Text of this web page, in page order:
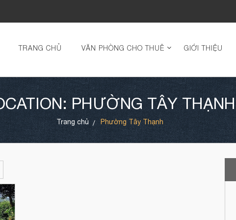
TRANG CHỦ VĂN PHÒNG CHO THUÊ GIỚI THIỆU
PHƯỜNG TÂY THẠNH
Trang chủ Phường Tây Thạnh